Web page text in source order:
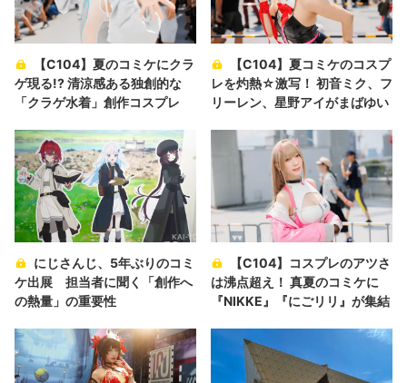
【C104】夏のコミケにクラ
ゲ現る!? 清涼感ある独創的な
「クラゲ水着」創作コスプレ
【C104】夏コミケのコスプ
レを灼熱☆激写！ 初音ミク、フ
リーレン、星野アイがまばゆい
にじさんじ、5年ぶりのコミ
ケ出展 担当者に聞く「創作へ
の熱量」の重要性
【C104】コスプレのアツさ
は沸点超え！ 真夏のコミケに
『NIKKE』『にごリリ』が集結